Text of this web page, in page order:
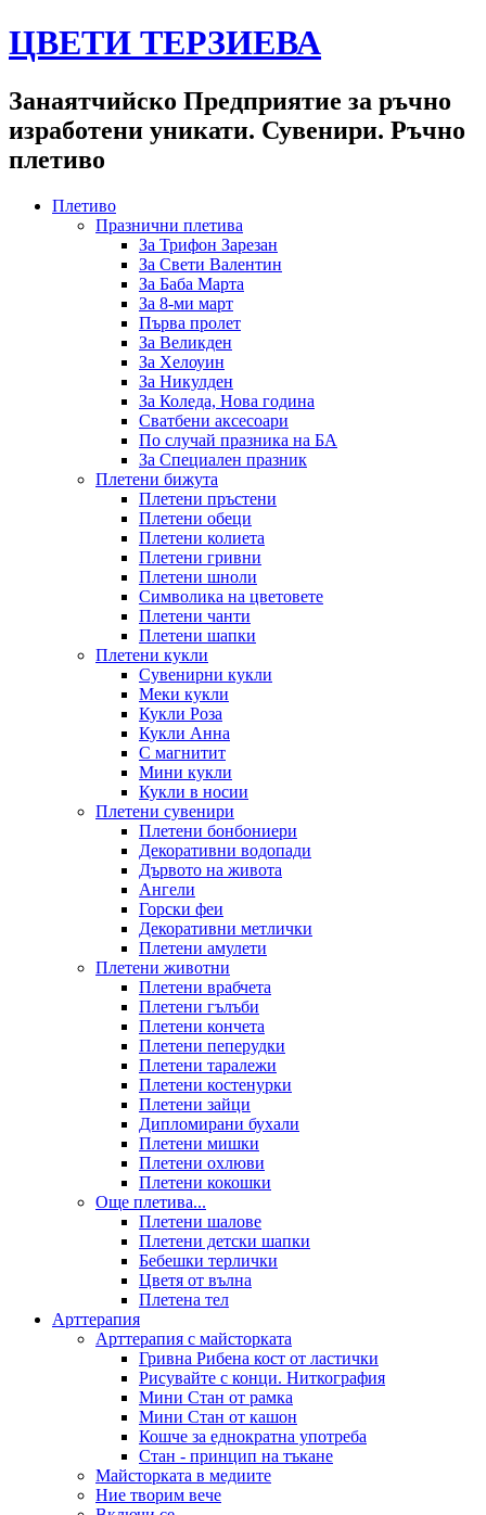
ЦВЕТИ ТЕРЗИЕВА
Занаятчийско Предприятие за ръчно
изработени уникати. Сувенири. Ръчно
плетиво
Плетиво
Празнични плетива
За Трифон Зарезан
За Свети Валентин
За Баба Марта
За 8-ми март
Първа пролет
За Великден
За Хелоуин
За Никулден
За Коледа, Нова година
Сватбени аксесоари
По случай празника на БА
За Специален празник
Плетени бижута
Плетени пръстени
Плетени обeци
Плетени колиета
Плетени гривни
Плетени шноли
Символика на цветовете
Плетени чанти
Плетени шапки
Плетени кукли
Сувенирни кукли
Меки кукли
Кукли Роза
Кукли Анна
С магнитит
Мини кукли
Кукли в носии
Плетени сувенири
Плетени бонбониери
Декоративни водопади
Дървото на живота
Ангели
Горски феи
Декоративни метлички
Плетени амулети
Плетени животни
Плетени врабчета
Плетени гълъби
Плетени кончета
Плетени пеперудки
Плетени таралежи
Плетени костенурки
Плетени зайци
Дипломирани бухали
Плетени мишки
Плетени охлюви
Плетени кокошки
Още плетива...
Плетени шалове
Плетени детски шапки
Бебешки терлички
Цветя от вълна
Плетена тел
Арттерапия
Арттерапия с майсторката
Гривна Рибена кост от ластички
Рисувайте с конци. Ниткография
Мини Стан от рамка
Мини Стан от кашон
Кошче за еднократна употреба
Стан - принцип на тъкане
Майсторката в медиите
Ние творим вече